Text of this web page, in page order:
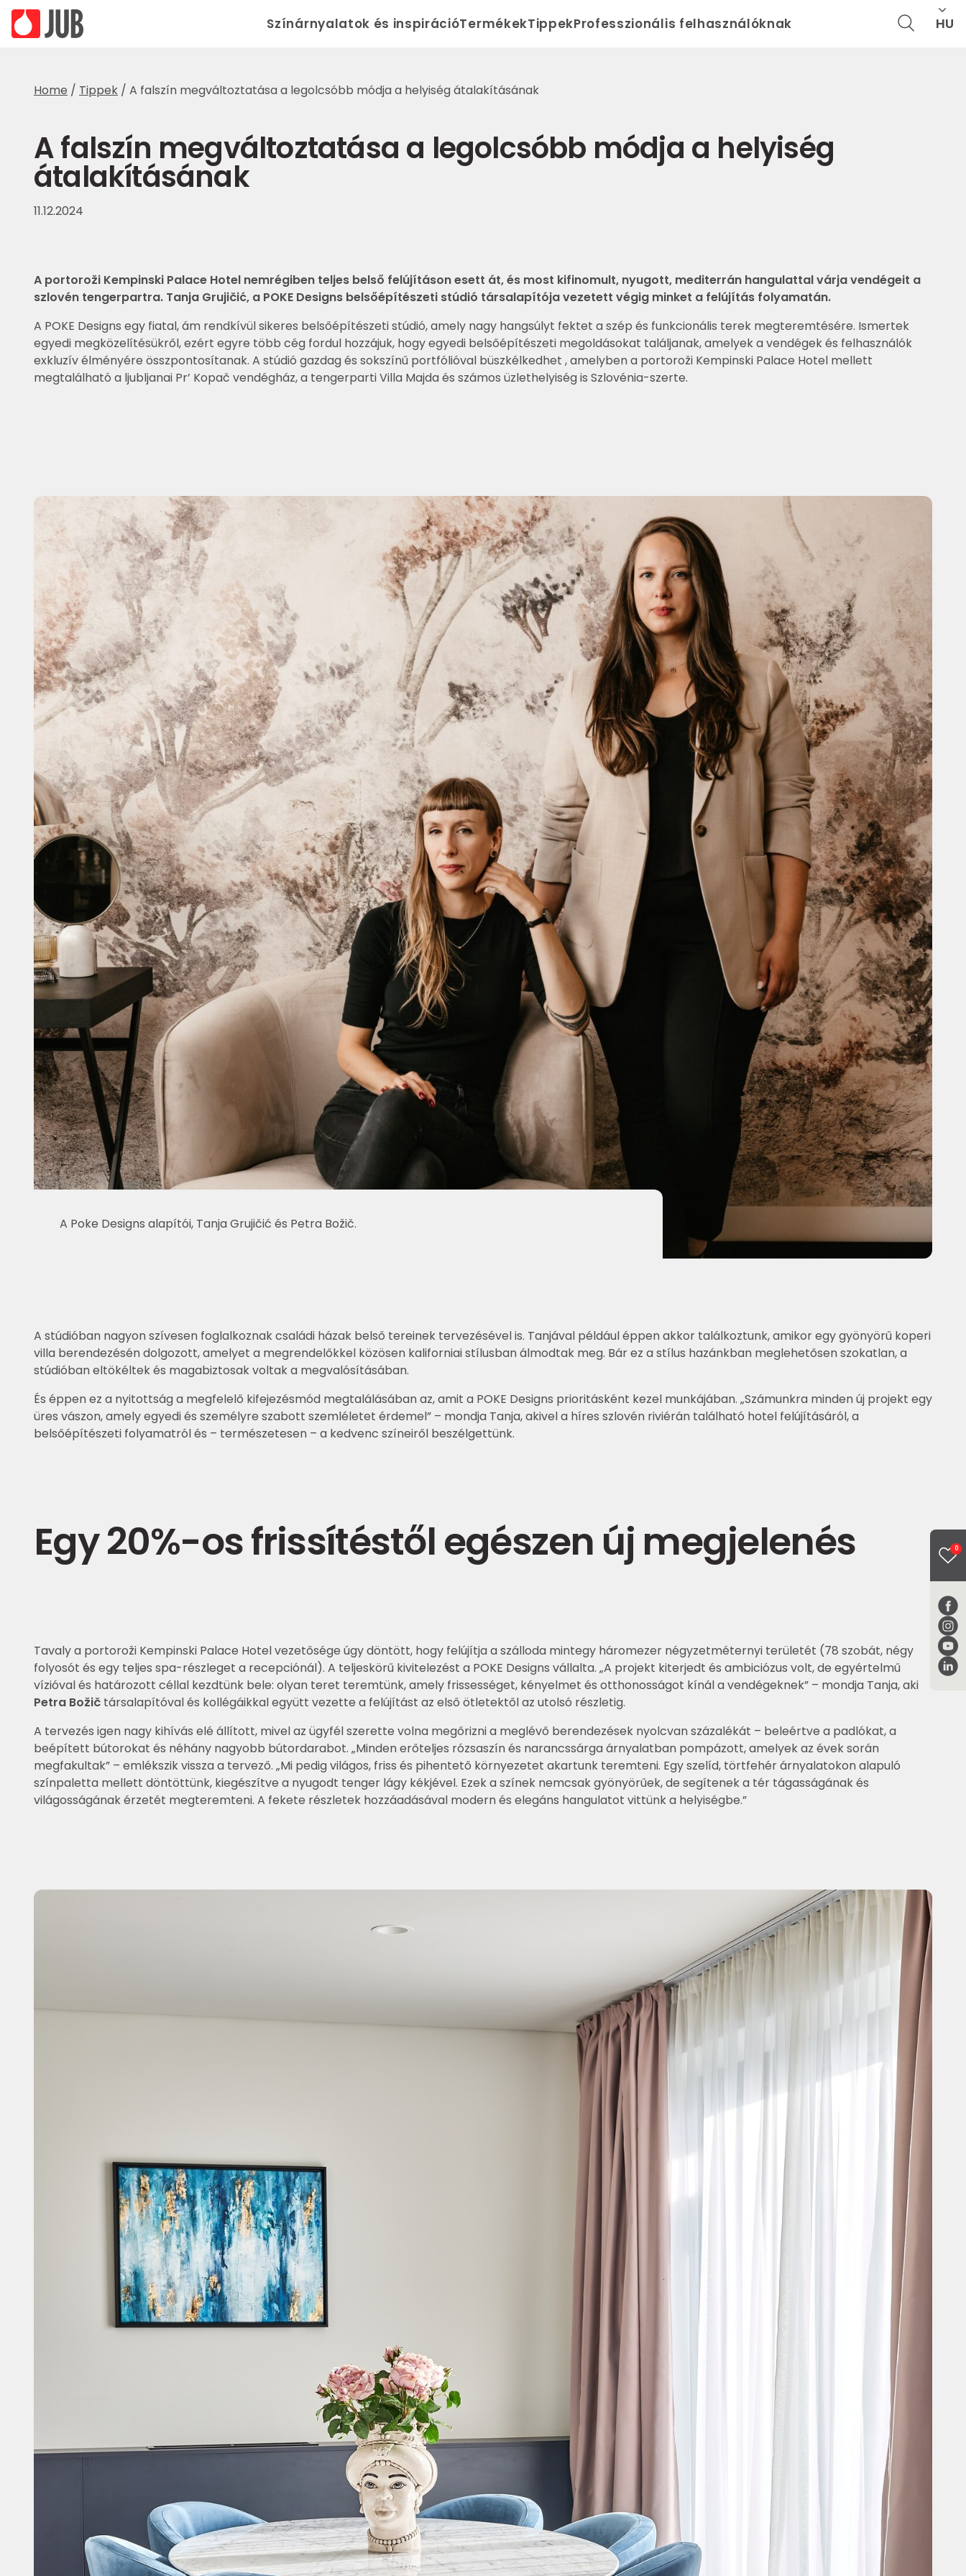
Színárnyalatok és inspirációTermékekTippekProfesszionális felhasználóknak HU
0
Home / Tippek / A falszín megváltoztatása a legolcsóbb módja a helyiség átalakításának
A falszín megváltoztatása a legolcsóbb módja a helyiség
átalakításának
11.12.2024
A portoroži Kempinski Palace Hotel nemrégiben teljes belső felújításon esett át, és most kifinomult, nyugott, mediterrán hangulattal várja vendégeit a
szlovén tengerpartra. Tanja Grujičić, a POKE Designs belsőépítészeti stúdió társalapítója vezetett végig minket a felújítás folyamatán.
A POKE Designs egy fiatal, ám rendkívül sikeres belsőépítészeti stúdió, amely nagy hangsúlyt fektet a szép és funkcionális terek megteremtésére. Ismertek
egyedi megközelítésükről, ezért egyre több cég fordul hozzájuk, hogy egyedi belsőépítészeti megoldásokat találjanak, amelyek a vendégek és felhasználók
exkluzív élményére összpontosítanak. A stúdió gazdag és sokszínű portfólióval büszkélkedhet , amelyben a portoroži Kempinski Palace Hotel mellett
megtalálható a ljubljanai Pr’ Kopač vendégház, a tengerparti Villa Majda és számos üzlethelyiség is Szlovénia-szerte.
A Poke Designs alapítói, Tanja Grujičić és Petra Božič.
A stúdióban nagyon szívesen foglalkoznak családi házak belső tereinek tervezésével is. Tanjával például éppen akkor találkoztunk, amikor egy gyönyörű koperi
villa berendezésén dolgozott, amelyet a megrendelőkkel közösen kaliforniai stílusban álmodtak meg. Bár ez a stílus hazánkban meglehetősen szokatlan, a
stúdióban eltökéltek és magabiztosak voltak a megvalósításában.
És éppen ez a nyitottság a megfelelő kifejezésmód megtalálásában az, amit a POKE Designs prioritásként kezel munkájában. „Számunkra minden új projekt egy
üres vászon, amely egyedi és személyre szabott szemléletet érdemel” – mondja Tanja, akivel a híres szlovén riviérán található hotel felújításáról, a
belsőépítészeti folyamatról és – természetesen – a kedvenc színeiről beszélgettünk.
Egy 20%-os frissítéstől egészen új megjelenés
Tavaly a portoroži Kempinski Palace Hotel vezetősége úgy döntött, hogy felújítja a szálloda mintegy háromezer négyzetméternyi területét (78 szobát, négy
folyosót és egy teljes spa-részleget a recepciónál). A teljeskörű kivitelezést a POKE Designs vállalta. „A projekt kiterjedt és ambiciózus volt, de egyértelmű
vízióval és határozott céllal kezdtünk bele: olyan teret teremtünk, amely frissességet, kényelmet és otthonosságot kínál a vendégeknek” – mondja Tanja, aki
Petra Božič társalapítóval és kollégáikkal együtt vezette a felújítást az első ötletektől az utolsó részletig.
A tervezés igen nagy kihívás elé állított, mivel az ügyfél szerette volna megőrizni a meglévő berendezések nyolcvan százalékát – beleértve a padlókat, a
beépített bútorokat és néhány nagyobb bútordarabot. „Minden erőteljes rózsaszín és narancssárga árnyalatban pompázott, amelyek az évek során
megfakultak” – emlékszik vissza a tervező. „Mi pedig világos, friss és pihentető környezetet akartunk teremteni. Egy szelíd, törtfehér árnyalatokon alapuló
színpaletta mellett döntöttünk, kiegészítve a nyugodt tenger lágy kékjével. Ezek a színek nemcsak gyönyörűek, de segítenek a tér tágasságának és
világosságának érzetét megteremteni. A fekete részletek hozzáadásával modern és elegáns hangulatot vittünk a helyiségbe.”